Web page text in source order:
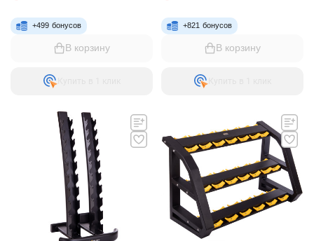
+499 бонусов
В корзину
Купить в 1 клик
+821 бонусов
В корзину
Купить в 1 клик